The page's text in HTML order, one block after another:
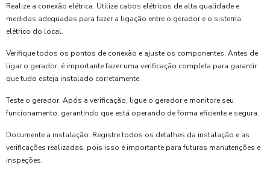
Realize a conexão elétrica. Utilize cabos elétricos de alta qualidade e
medidas adequadas para fazer a ligação entre o gerador e o sistema
elétrico do local.
Verifique todos os pontos de conexão e ajuste os componentes. Antes de
ligar o gerador, é importante fazer uma verificação completa para garantir
que tudo esteja instalado corretamente.
Teste o gerador. Após a verificação, ligue o gerador e monitore seu
funcionamento, garantindo que está operando de forma eficiente e segura.
Documente a instalação. Registre todos os detalhes da instalação e as
verificações realizadas, pois isso é importante para futuras manutenções e
inspeções.